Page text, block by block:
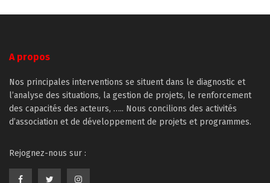
A propos
Nos principales interventions se situent dans le diagnostic et
l’analyse des situations, la gestion de projets, le renforcement
des capacités des acteurs, ….. Nous concilions des activités
d’association et de développement de projets et programmes.
Rejognez-nous sur :